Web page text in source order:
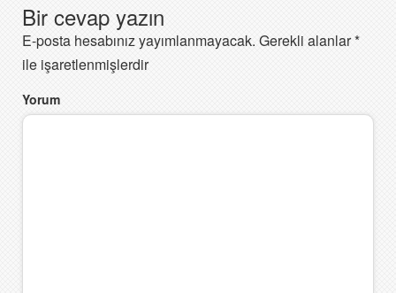
Bir cevap yazın
E-posta hesabınız yayımlanmayacak. Gerekli alanlar*
ile işaretlenmişlerdir
Yorum